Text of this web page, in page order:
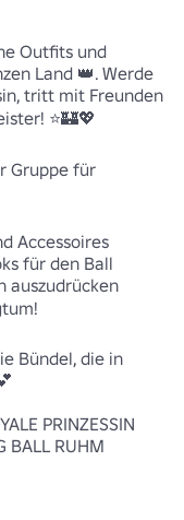
Outfits und
Land 👑. Werde
tritt mit Freunden
⭐🏰💖
Gruppe für
Accessoires
für den Ball
auszudrücken
Bündel, die in
PRINZESSIN
BALL RUHM